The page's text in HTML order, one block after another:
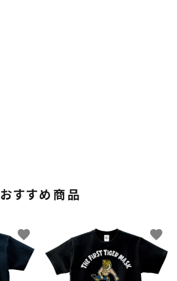
おすすめ商品
favorite favorite